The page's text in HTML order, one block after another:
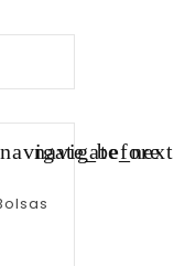
navigate_before
navigate_next